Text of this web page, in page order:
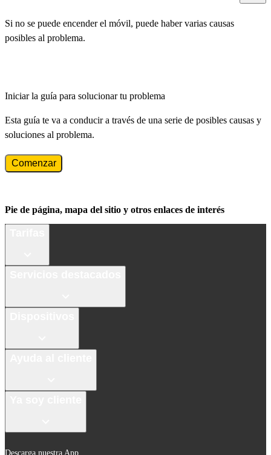
Si no se puede encender el móvil, puede haber varias causas
posibles al problema.
Iniciar la guía para solucionar tu problema
Esta guía te va a conducir a través de una serie de posibles causas y
soluciones al problema.
Comenzar
Pie de página, mapa del sitio y otros enlaces de interés
Descarga nuestra App